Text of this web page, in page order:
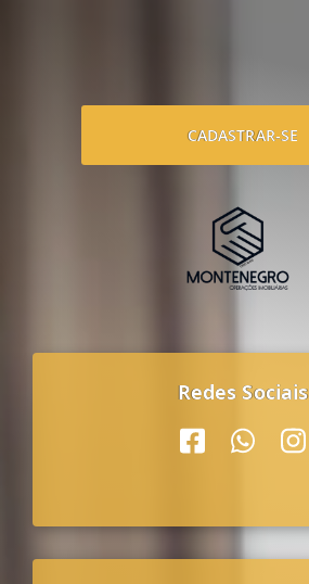
CADASTRAR-SE
Redes Sociais